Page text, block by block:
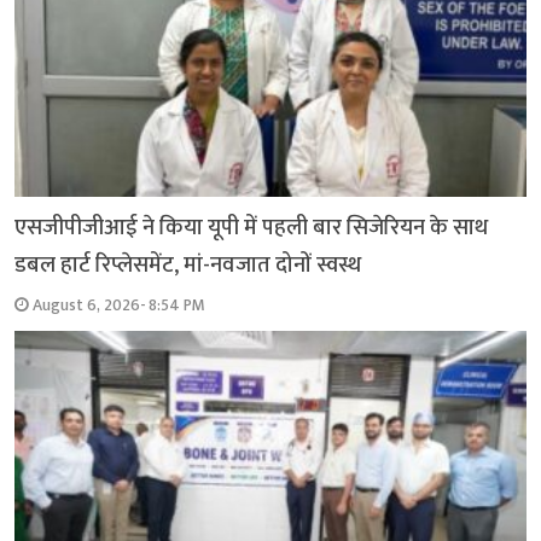
एसजीपीजीआई ने किया यूपी में पहली बार सिजेरियन के साथ
डबल हार्ट रिप्लेसमेंट, मां-नवजात दोनों स्वस्थ
August 6, 2026- 8:54 PM